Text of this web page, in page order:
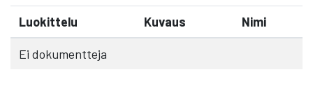
Luokittelu Kuvaus Nimi
Ei dokumentteja